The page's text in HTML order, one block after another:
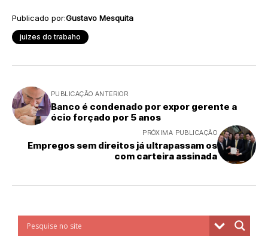
Publicado por:Gustavo Mesquita
juizes do trabaho
PUBLICAÇÃO ANTERIOR
Banco é condenado por expor gerente a
ócio forçado por 5 anos
PRÓXIMA PUBLICAÇÃO
Empregos sem direitos já ultrapassam os
com carteira assinada